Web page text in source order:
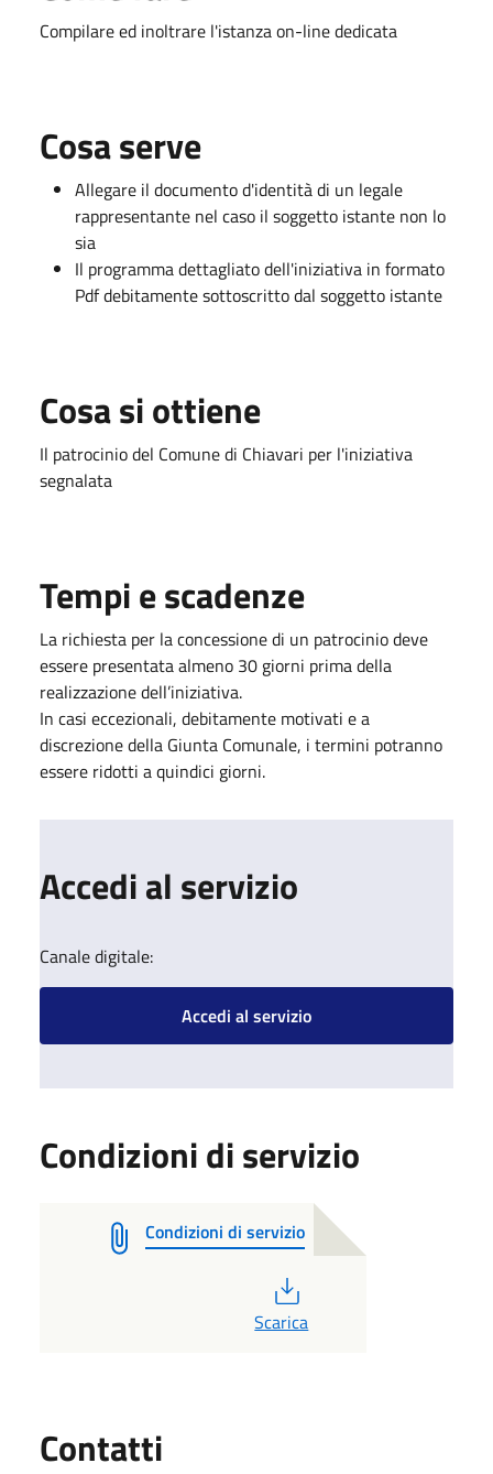
Compilare ed inoltrare l'istanza on-line dedicata
Cosa serve
Allegare il documento d'identità di un legale
rappresentante nel caso il soggetto istante non lo
sia
Il programma dettagliato dell'iniziativa in formato
Pdf debitamente sottoscritto dal soggetto istante
Cosa si ottiene
Il patrocinio del Comune di Chiavari per l'iniziativa
segnalata
Tempi e scadenze
La richiesta per la concessione di un patrocinio deve
essere presentata almeno 30 giorni prima della
realizzazione dell’iniziativa.
In casi eccezionali, debitamente motivati e a
discrezione della Giunta Comunale, i termini potranno
essere ridotti a quindici giorni.
Accedi al servizio
Canale digitale:
Accedi al servizio
Condizioni di servizio
Condizioni di servizio
Scarica
Contatti